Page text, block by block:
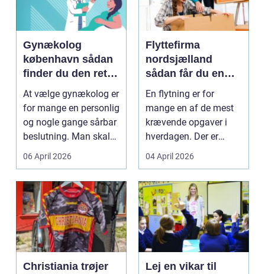
Gynækolog
københavn sådan
finder du den rette
specialist
At vælge gynækolog er
for mange en personlig
og nogle gange sårbar
beslutning. Man skal
både føle si...
06 April 2026
Flyttefirma
nordsjælland
sådan får du en
tryg og effektiv
flytning
En flytning er for
mange en af de mest
krævende opgaver i
hverdagen. Der er
meget at holde styr på,
04 April 2026
Christiania trøjer
Lej en vikar til